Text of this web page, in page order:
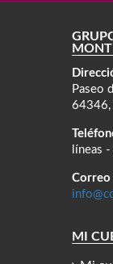
Paseo
64346,
líneas
Correo
MI